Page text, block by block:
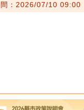
間：2026/07/10 09:00